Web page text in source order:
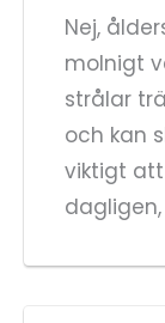
Nej,
molnigt
strålar
och kan
viktigt